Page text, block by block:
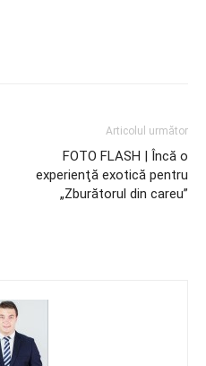
Articolul următor
FOTO FLASH | Încă o
experienţă exotică pentru
„Zburătorul din careu”